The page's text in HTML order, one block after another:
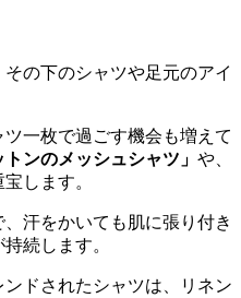
の下のシャツや足元のアイ
一枚で過ごす機会も増えて
トンのメッシュシャツ」 や、
宝します。
汗をかいても肌に張り付き
続します。
ドされたシャツは、リネン